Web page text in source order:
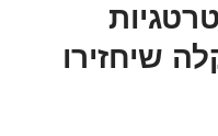
5 אסטרטגיות
שיחזירו